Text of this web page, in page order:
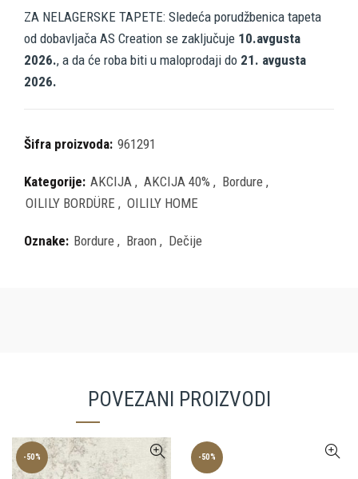
ZA NELAGERSKE TAPETE: Sledeća porudžbenica tapeta
od dobavljača AS Creation se zaključuje 10.avgusta
2026., a da će roba biti u maloprodaji do 21. avgusta
2026.
Šifra proizvoda: 961291
Kategorije: AKCIJA , AKCIJA 40% , Bordure ,
OILILY BORDÜRE , OILILY HOME
Oznake: Bordure , Braon , Dečije
POVEZANI PROIZVODI
-50% -50%